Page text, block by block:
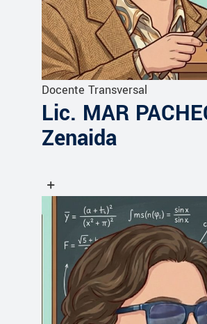
Docente Transversal
Lic. MAR
Zenaida